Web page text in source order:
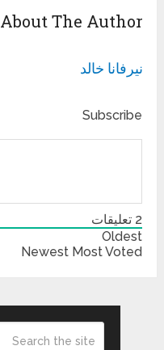
About The Author
نيرفانا خالد
Subscribe
2 تعليقات
Oldest
Newest Most Voted